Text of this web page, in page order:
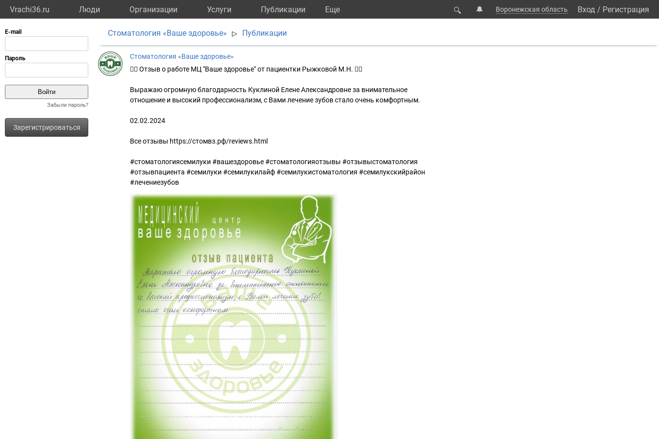
Vrachi36.ru Люди Организации Услуги Публикации Eще 🔍 🔔 Воронежская область Вход / Регистрация
Забыли пароль?
Зарегистрироваться
Стоматология «Ваше здоровье» ▷ Публикации
Стоматология «Ваше здоровье»
👍🏻 Отзыв о работе МЦ "Ваше здоровье" от пациентки Рыжковой М.Н. 👇🏻
Выражаю огромную благодарность Куклиной Елене Александровне за внимательное
отношение и высокий профессионализм, с Вами лечение зубов стало очень комфортным.
02.02.2024
Все отзывы https://стомвз.рф/reviews.html
#стоматологиясемилуки #вашездоровье #стоматологияотзывы #отзывыстоматология
#отзывпациента #семилуки #семилукилайф #семилукистоматология #семилукскийрайон
#лечениезубов